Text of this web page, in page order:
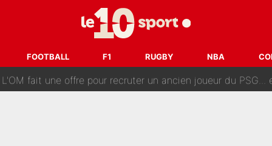
FOOTBALL F1 RUGBY NBA
annonce un premier problème pour Zinedine Zidane en
et va entrer dans une nouvelle dimension :
fait une offre pour recruter un ancien joueur du